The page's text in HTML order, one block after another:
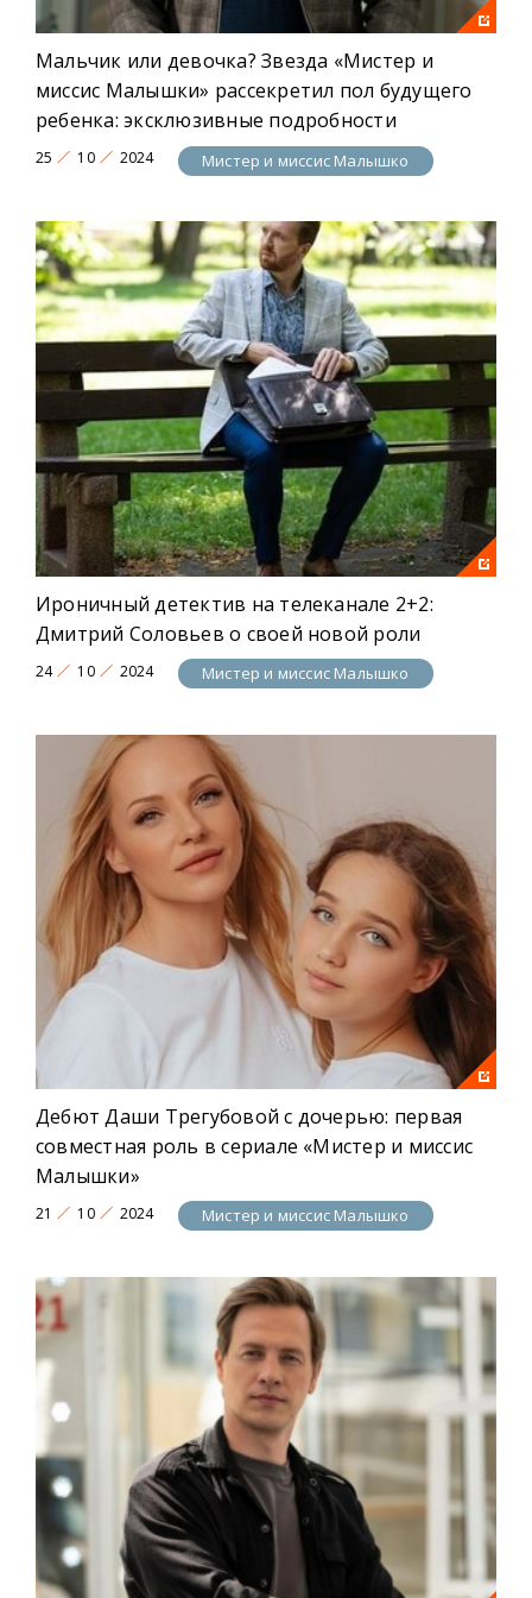
Дмитрий Соловьёв, Влад Писаренко,
Анастасия Евтушенко и другие.
Год премьеры: 2024
Мальчик или девочка? Звезда «Мистер и
миссис Малышки» рассекретил пол будущего
ребенка: эксклюзивные подробности
25 10 2024 Мистер и миссис Малышко
Ироничный детектив на телеканале 2+2:
Дмитрий Соловьев о своей новой роли
24 10 2024 Мистер и миссис Малышко
Дебют Даши Трегубовой с дочерью: первая
совместная роль в сериале «Мистер и миссис
Малышки»
21 10 2024 Мистер и миссис Малышко